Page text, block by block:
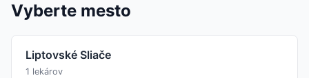
Vyberte mesto
Liptovské Sliače
1 lekárov